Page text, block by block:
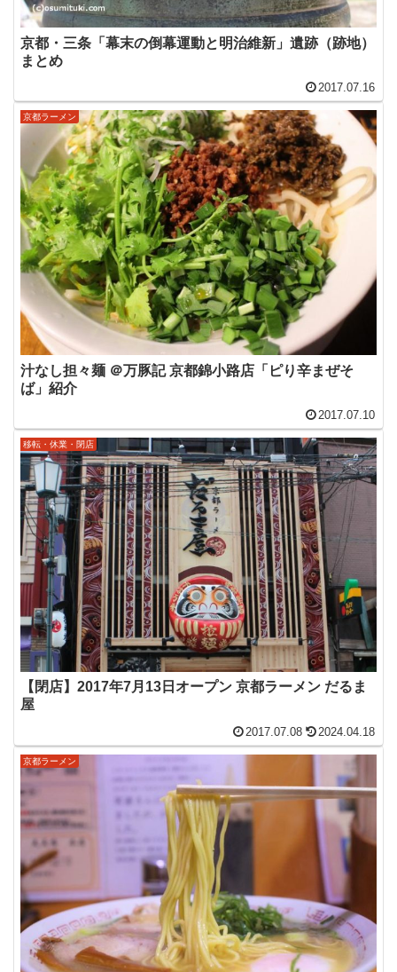
京都・三条「幕末の倒幕運動と明治維新」遺跡（跡地）
まとめ
2017.07.16
京都ラーメン
汁なし担々麺 ＠万豚記 京都錦小路店「ピり辛まぜそ
ば」紹介
2017.07.10
移転・休業・閉店
【閉店】2017年7月13日オープン 京都ラーメン だるま
屋
2017.07.08 2024.04.18
京都ラーメン